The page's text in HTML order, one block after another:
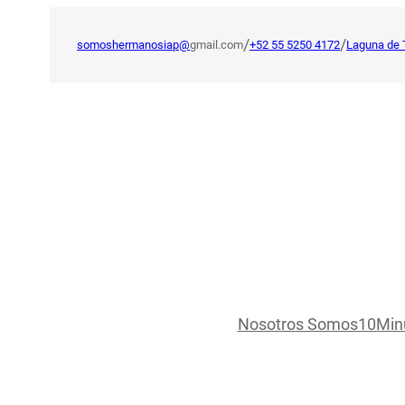
somoshermanosiap@gmail.com/+52 55 5250 4172/Laguna de
Nosotros Somos